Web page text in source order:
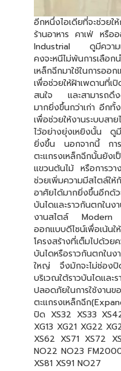
อีกหนึ่งไอเดียที่จะช่วย
ร้านอาหาร คาเฟ่ ห
Industrial ดูมีความเ
คงจะหนีไม่พ้นการเลือก
เหล็กฉีกมาใช้ในการออ
เพื่อช่วยให้ฝ้าเพดาน
สนใจ และสามารถดึง
มากยิ่งขึ้นกว่าเก่า อีกทั้
เพื่อช่วยให้งานระบบส
ไว้อย่างยุ่งเหยิงนั้น ดูมี
ยิ่งขึ้น นอกจากนี้ การ
ตะแกรงเหล็กฉีกนั้นยังเ
แขวนต้นไม้ หรือการว
ช่วยเพิ่มความมีสไตล์ใ
อาศัยได้มากยิ่งขึ้นอีกด้
บันไดและราวกันตกใ
งานสไตล์ Modern
ออกแบบดีไซน์เพื่อเน้น
โครงสร้างที่เต็มไปด้ว
บันไดหรือราวกันตกใ
ใหญ่ จึงมักจะไม่ช่องปิ
บริเวณใต้ราวบันไดแ
ปลอดภัยในการใช้งานข
ตะแกรงเหล็กฉีก
ปิด XS32 XS33
XG13 XG21 XG22
XS62 XS71 XS72
NO22 NO23
XS81 XS91 NO27